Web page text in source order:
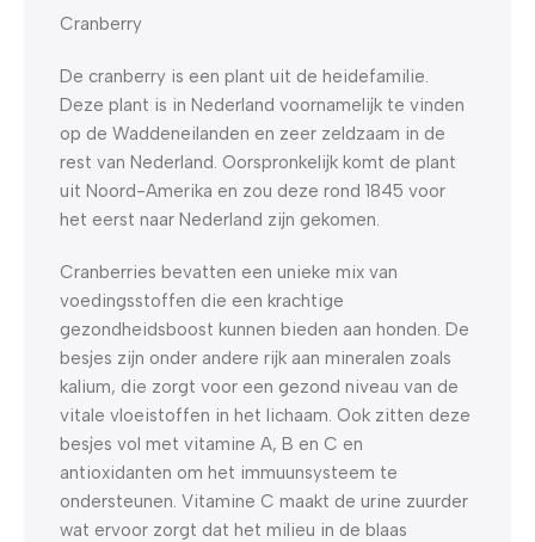
Cranberry
De cranberry is een plant uit de heidefamilie.
Deze plant is in Nederland voornamelijk te vinden
op de Waddeneilanden en zeer zeldzaam in de
rest van Nederland. Oorspronkelijk komt de plant
uit Noord-Amerika en zou deze rond 1845 voor
het eerst naar Nederland zijn gekomen.
Cranberries bevatten een unieke mix van
voedingsstoffen die een krachtige
gezondheidsboost kunnen bieden aan honden. De
besjes zijn onder andere rijk aan mineralen zoals
kalium, die zorgt voor een gezond niveau van de
vitale vloeistoffen in het lichaam. Ook zitten deze
besjes vol met vitamine A, B en C en
antioxidanten om het immuunsysteem te
ondersteunen. Vitamine C maakt de urine zuurder
wat ervoor zorgt dat het milieu in de blaas